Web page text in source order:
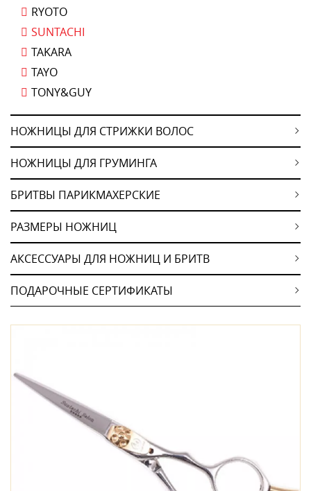
RYOTO
SUNTACHI
TAKARA
TAYO
TONY&GUY
НОЖНИЦЫ ДЛЯ СТРИЖКИ ВОЛОС
НОЖНИЦЫ ДЛЯ ГРУМИНГА
БРИТВЫ ПАРИКМАХЕРСКИЕ
РАЗМЕРЫ НОЖНИЦ
АКСЕССУАРЫ ДЛЯ НОЖНИЦ И БРИТВ
ПОДАРОЧНЫЕ СЕРТИФИКАТЫ